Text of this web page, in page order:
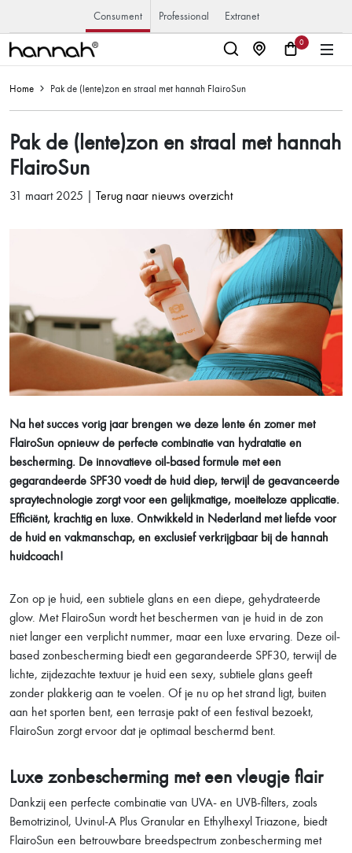
Consument Professional Extranet
0
Home Pak de (lente)zon en straal met hannah FlairoSun
Pak de (lente)zon en straal met hannah
FlairoSun
31 maart 2025 | Terug naar nieuws overzicht
Na het succes vorig jaar brengen we deze lente én zomer met
FlairoSun opnieuw de perfecte combinatie van hydratatie en
bescherming. De innovatieve oil-based formule met een
gegarandeerde SPF30 voedt de huid diep, terwijl de geavanceerde
spraytechnologie zorgt voor een gelijkmatige, moeiteloze applicatie.
Efficiënt, krachtig en luxe. Ontwikkeld in Nederland met liefde voor
de huid en vakmanschap, en exclusief verkrijgbaar bij de hannah
huidcoach!
Zon op je huid, een subtiele glans en een diepe, gehydrateerde
glow. Met FlairoSun wordt het beschermen van je huid in de zon
niet langer een verplicht nummer, maar een luxe ervaring. Deze oil-
based zonbescherming biedt een gegarandeerde SPF30, terwijl de
lichte, zijdezachte textuur je huid een sexy, subtiele glans geeft
zonder plakkerig aan te voelen. Of je nu op het strand ligt, buiten
aan het sporten bent, een terrasje pakt of een festival bezoekt,
FlairoSun zorgt ervoor dat je optimaal beschermd bent.
Luxe zonbescherming met een vleugje flair
Dankzij een perfecte combinatie van UVA- en UVB-filters, zoals
Bemotrizinol, Uvinul-A Plus Granular en Ethylhexyl Triazone, biedt
FlairoSun een betrouwbare breedspectrum zonbescherming met